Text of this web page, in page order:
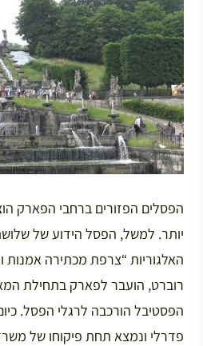
הפסלים הפזורים ברחבי הפארק
יותר. למשל, הפסל הידוע של
האלגוריות “צרפת מכתירה
הפסטיבל הורכבה לרגלי הפסל.
פדרלי ונמצא תחת פיקוחו של